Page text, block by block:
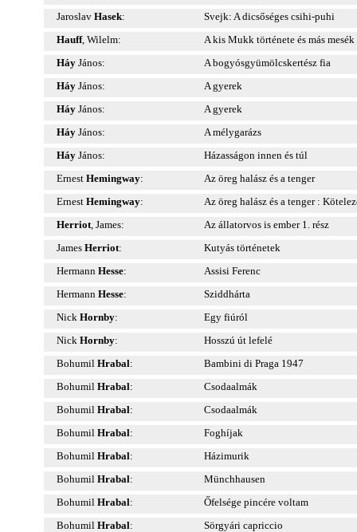
Jaroslav Hasek:
Svejk: A dicsőséges csihi-puhi
Hauff, Wilelm:
A kis Mukk története és más mesék
Háy János:
A bogyósgyümölcskertész fia
Háy János:
A gyerek
Háy János:
A gyerek
Háy János:
A mélygarázs
Háy János:
Házasságon innen és túl
Ernest Hemingway:
Az öreg halász és a tenger
Ernest Hemingway:
Az öreg halász és a tenger :
Herriot, James:
Az állatorvos is ember 1. rész
James Herriot:
Kutyás történetek
Hermann Hesse:
Assisi Ferenc
Hermann Hesse:
Sziddhárta
Nick Hornby:
Egy fiúról
Nick Hornby:
Hosszú út lefelé
Bohumil Hrabal:
Bambini di Praga 1947
Bohumil Hrabal:
Csodaalmák
Bohumil Hrabal:
Csodaalmák
Bohumil Hrabal:
Foghíjak
Bohumil Hrabal:
Házimurik
Bohumil Hrabal:
Münchhausen
Bohumil Hrabal:
Őfelsége pincére voltam
Bohumil Hrabal:
Sörgyári capriccio